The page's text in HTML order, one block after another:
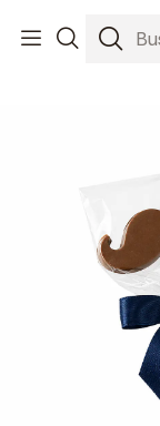
Inicio
Paleta de